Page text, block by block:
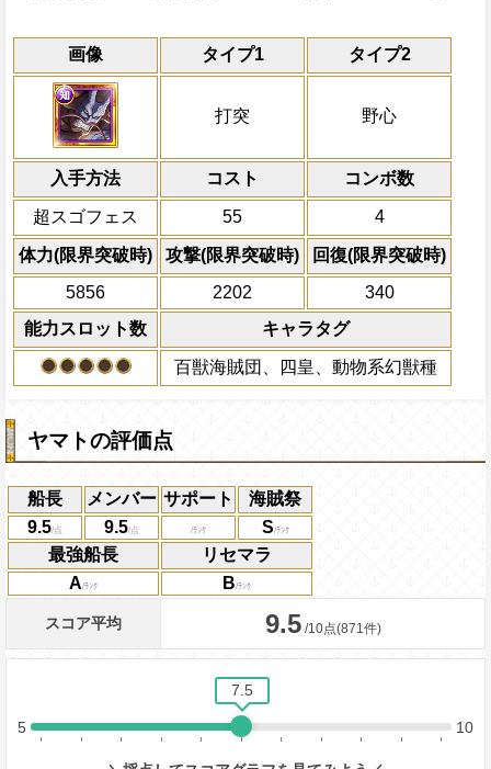
画像 タイプ1 タイプ2
打突 野心
入手方法 コスト コンボ数
超スゴフェス 55 4
体力(限界突破時) 攻撃(限界突破時)
回復(限界突破時)
5856
2202
340
能力スロット数
キャラタグ
百獣海賊団、四皇、動物系幻獣種
通常 21→16ターン
限界突破
通常時
一味にかかっている全ての有利効果を打
できなくなり(同様の効果がかかった場合
る)、一味の必殺ターンを20短縮、[お邪
列スロットを[連]スロットに、右列のスロ
を2.5倍にするスロットであり、敵・味方
トを変換対象とできない)に変換し、2タ
心タイプキャラのスロットの影響を3.25
共闘性能
船長効果
冒険開始時の必殺タ
キャラの攻撃を
にし、他の属性キャ
必殺技
ターン数：10
全ての防御効果・防
外のダメージを1にす
て敵全体に200万ダメ
プレイヤーの一味の
属性スロットに変換
ーンを2短縮する
アクション
2ターンの間敵全体の
を30%下げ、野心タ
力
習得する効果
自分は必殺ターン巻き戻しを10ター
も有利スロット扱いになる
ダメージを受けた次のターン、自分
+300される/被ダメージ量上昇状態
自分のスロット封じを10ターン回復
条件：最終BATTLEの時
1ターンの間自分の基礎攻撃力が
技と重複可能)
通常時
打突と野心タイプキャラの体力を1.5倍、
5.25倍、スロット一致時約5.5倍にし、同
[連]スロットも有利スロット扱い、一
味方ともに [和]
スロットを変換対象とで
分は必殺ターン巻き戻し・必殺封じ状態
一味の必殺技で攻撃上昇・スロット影響
よる属性相性強化効果のいずれかが発動
効果量を+0.25増加させる(再上昇と重複
Lv上限突破
効果
2ターンの間ターン終了時に敵全体にキ
の無属性ダメージを与え、敵の状態異常
ターンの間敵全体の被ダメージを1.5倍に
発動条件
一味が通常攻撃で
[連]スロットを10個
効果
1ターンの間自分の基礎攻撃力が+2250上
果と重複可能)
最終BATTLEの時
ヤマトの評価点
船長 メンバー サポート
海賊祭
9.5
9.5
S
最強船長
リセマラ
A
B